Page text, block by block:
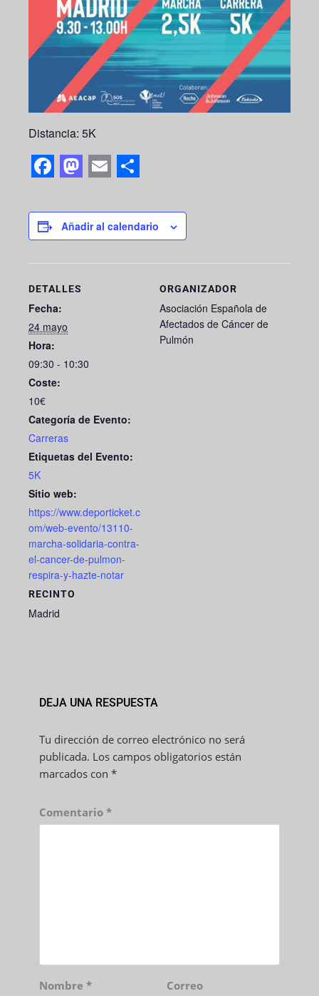
Distancia: 5K
F
a
c
b
o
o
k
M
a
s
o
d
o
E
m
a
S
h
a
Añadir al calendario
DETALLES
Fecha:
24 mayo
Hora:
09:30 - 10:30
Coste:
10€
Categoría de Evento:
Carreras
Etiquetas del Evento:
5K
Sitio web:
https://www.deporticket.c
om/web-evento/13110-
marcha-solidaria-contra-
el-cancer-de-pulmon-
respira-y-hazte-notar
RECINTO
Madrid
ORGANIZADOR
Asociación Española de
Afectados de Cáncer de
Pulmón
DEJA UNA RESPUESTA
Tu dirección de correo electrónico no será
publicada. Los campos obligatorios están
marcados con *
Comentario *
Nombre *
Correo